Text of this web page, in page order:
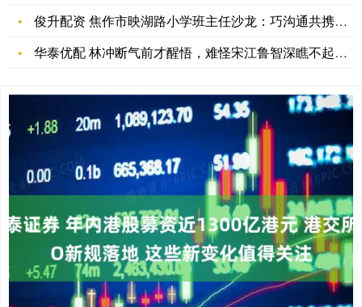
俊升配资 焦作市映湖路小学班主任沙龙：巧沟通共携手 做有温度
华泰优配 林冲断气前才醒悟，难怪宋江鲁智深瞧不起他，你看林冲